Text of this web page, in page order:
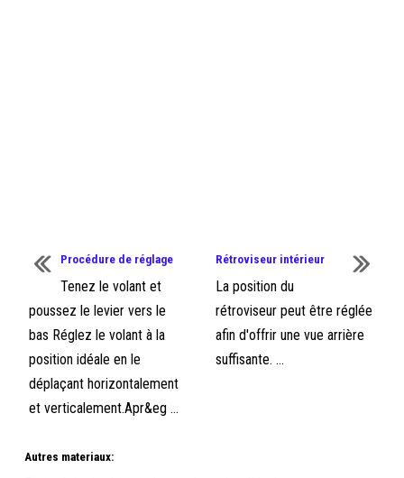
Procédure de réglage
Tenez le volant et
poussez le levier vers le
bas Réglez le volant à la
position idéale en le
déplaçant horizontalement
et verticalement.Apr&eg ...
Rétroviseur intérieur
La position du
rétroviseur peut être réglée
afin d'offrir une vue arrière
suffisante. ...
Autres materiaux: